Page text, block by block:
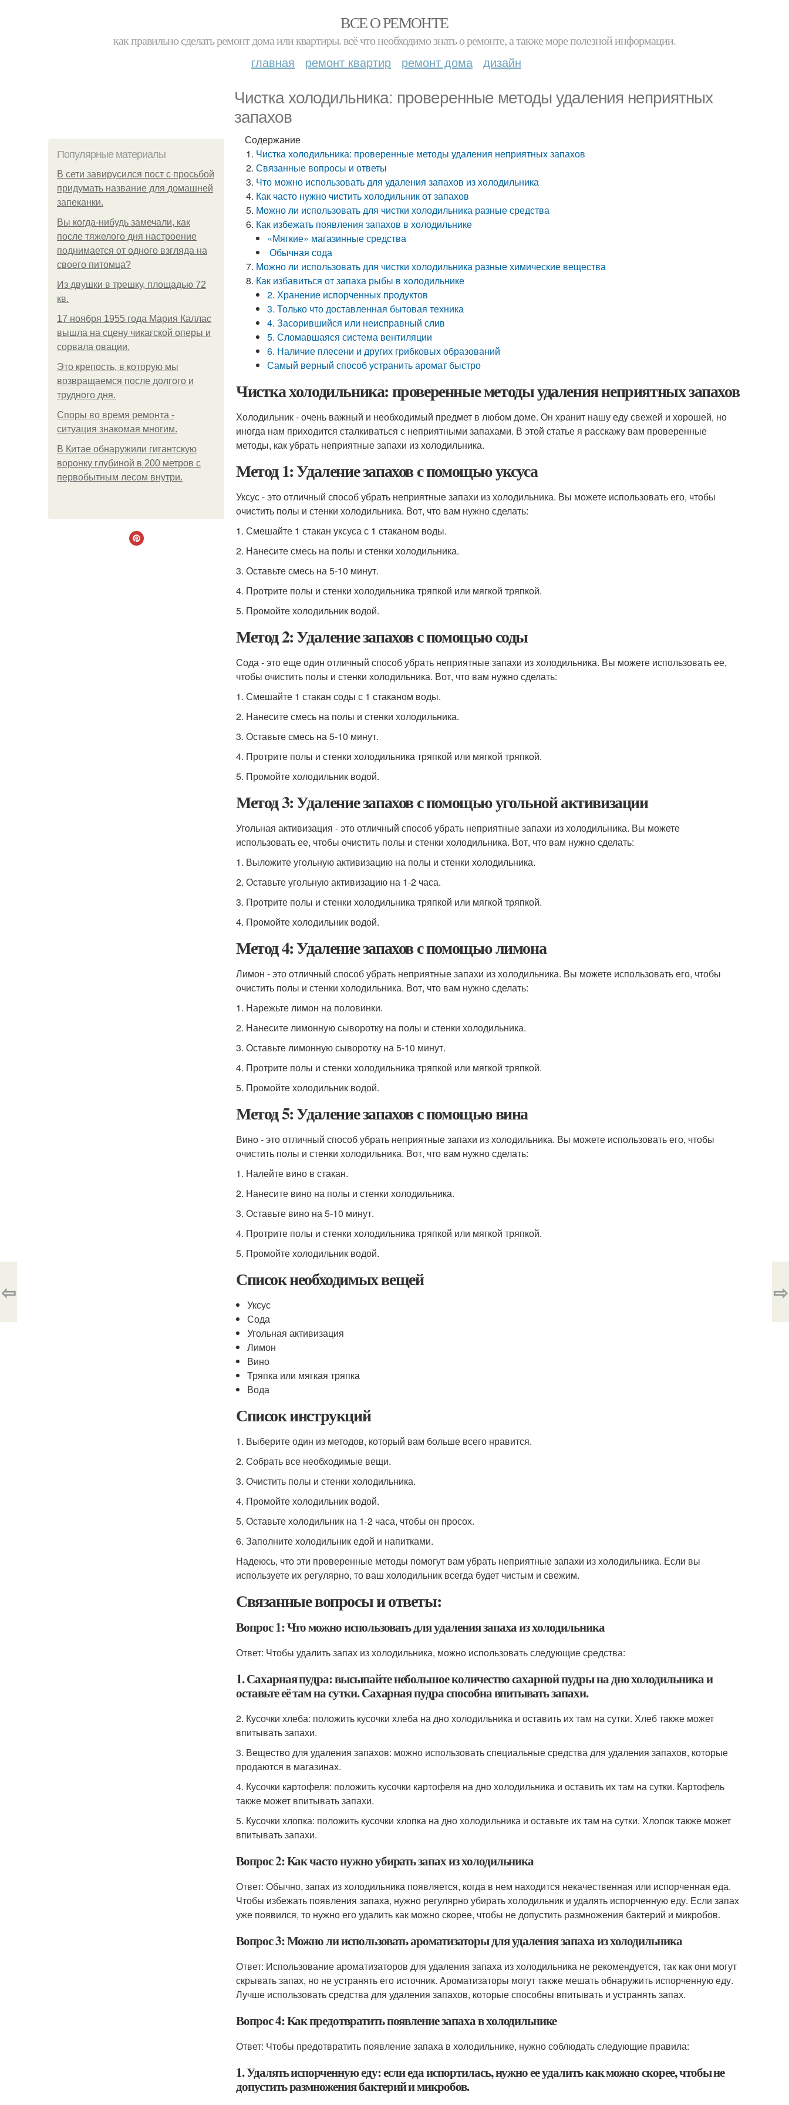
ВСЕ О РЕМОНТЕ
как правильно сделать ремонт дома или квартиры. всё что необходимо знать о ремонте, а также море полезной информации.
главная ремонт квартир ремонт дома дизайн
Чистка холодильника: проверенные методы удаления неприятных
запахов
Популярные материалы
В сети завирусился пост с просьбой
придумать название для домашней
запеканки.
Вы когда-нибудь замечали, как
после тяжелого дня настроение
поднимается от одного взгляда на
своего питомца?
Из двушки в трешку, площадью 72
кв.
17 ноября 1955 года Мария Каллас
вышла на сцену чикагской оперы и
сорвала овации.
Это крепость, в которую мы
возвращаемся после долгого и
трудного дня.
Споры во время ремонта -
ситуация знакомая многим.
В Китaе обнаружили гигaнтскую
воронку глубиной в 200 метров с
первобытным лесом внутри.
Содержание
Чистка холодильника: проверенные методы удаления неприятных запахов
Связанные вопросы и ответы
Что можно использовать для удаления запахов из холодильника
Как часто нужно чистить холодильник от запахов
Можно ли использовать для чистки холодильника разные средства
Как избежать появления запахов в холодильнике
«Мягкие» магазинные средства
Обычная сода
Можно ли использовать для чистки холодильника разные химические вещества
Как избавиться от запаха рыбы в холодильнике
2. Хранение испорченных продуктов
3. Только что доставленная бытовая техника
4. Засорившийся или неисправный слив
5. Сломавшаяся система вентиляции
6. Наличие плесени и других грибковых образований
Самый верный способ устранить аромат быстро
Чистка холодильника: проверенные методы удаления неприятных запахов
Холодильник - очень важный и необходимый предмет в любом доме. Он хранит нашу еду свежей и хорошей, но
иногда нам приходится сталкиваться с неприятными запахами. В этой статье я расскажу вам проверенные
методы, как убрать неприятные запахи из холодильника.
Метод 1: Удаление запахов с помощью уксуса
Уксус - это отличный способ убрать неприятные запахи из холодильника. Вы можете использовать его, чтобы
очистить полы и стенки холодильника. Вот, что вам нужно сделать:
1. Смешайте 1 стакан уксуса с 1 стаканом воды.
2. Нанесите смесь на полы и стенки холодильника.
3. Оставьте смесь на 5-10 минут.
4. Протрите полы и стенки холодильника тряпкой или мягкой тряпкой.
5. Промойте холодильник водой.
Метод 2: Удаление запахов с помощью соды
Сода - это еще один отличный способ убрать неприятные запахи из холодильника. Вы можете использовать ее,
чтобы очистить полы и стенки холодильника. Вот, что вам нужно сделать:
1. Смешайте 1 стакан соды с 1 стаканом воды.
2. Нанесите смесь на полы и стенки холодильника.
3. Оставьте смесь на 5-10 минут.
4. Протрите полы и стенки холодильника тряпкой или мягкой тряпкой.
5. Промойте холодильник водой.
Метод 3: Удаление запахов с помощью угольной активизации
Угольная активизация - это отличный способ убрать неприятные запахи из холодильника. Вы можете
использовать ее, чтобы очистить полы и стенки холодильника. Вот, что вам нужно сделать:
1. Выложите угольную активизацию на полы и стенки холодильника.
2. Оставьте угольную активизацию на 1-2 часа.
3. Протрите полы и стенки холодильника тряпкой или мягкой тряпкой.
4. Промойте холодильник водой.
Метод 4: Удаление запахов с помощью лимона
Лимон - это отличный способ убрать неприятные запахи из холодильника. Вы можете использовать его, чтобы
очистить полы и стенки холодильника. Вот, что вам нужно сделать:
1. Нарежьте лимон на половинки.
2. Нанесите лимонную сыворотку на полы и стенки холодильника.
3. Оставьте лимонную сыворотку на 5-10 минут.
4. Протрите полы и стенки холодильника тряпкой или мягкой тряпкой.
5. Промойте холодильник водой.
Метод 5: Удаление запахов с помощью вина
Вино - это отличный способ убрать неприятные запахи из холодильника. Вы можете использовать его, чтобы
очистить полы и стенки холодильника. Вот, что вам нужно сделать:
1. Налейте вино в стакан.
2. Нанесите вино на полы и стенки холодильника.
3. Оставьте вино на 5-10 минут.
4. Протрите полы и стенки холодильника тряпкой или мягкой тряпкой.
5. Промойте холодильник водой.
Список необходимых вещей
Уксус
Сода
Угольная активизация
Лимон
Вино
Тряпка или мягкая тряпка
Вода
Список инструкций
1. Выберите один из методов, который вам больше всего нравится.
2. Собрать все необходимые вещи.
3. Очистить полы и стенки холодильника.
4. Промойте холодильник водой.
5. Оставьте холодильник на 1-2 часа, чтобы он просох.
6. Заполните холодильник едой и напитками.
Надеюсь, что эти проверенные методы помогут вам убрать неприятные запахи из холодильника. Если вы
используете их регулярно, то ваш холодильник всегда будет чистым и свежим.
Связанные вопросы и ответы:
Вопрос 1: Что можно использовать для удаления запаха из холодильника
Ответ: Чтобы удалить запах из холодильника, можно использовать следующие средства:
1. Сахарная пудра: высыпайте небольшое количество сахарной пудры на дно холодильника и
оставьте её там на сутки. Сахарная пудра способна впитывать запахи.
2. Кусочки хлеба: положить кусочки хлеба на дно холодильника и оставить их там на сутки. Хлеб также может
впитывать запахи.
3. Вещество для удаления запахов: можно использовать специальные средства для удаления запахов, которые
продаются в магазинах.
4. Кусочки картофеля: положить кусочки картофеля на дно холодильника и оставить их там на сутки. Картофель
также может впитывать запахи.
5. Кусочки хлопка: положить кусочки хлопка на дно холодильника и оставьте их там на сутки. Хлопок также может
впитывать запахи.
Вопрос 2: Как часто нужно убирать запах из холодильника
Ответ: Обычно, запах из холодильника появляется, когда в нем находится некачественная или испорченная еда.
Чтобы избежать появления запаха, нужно регулярно убирать холодильник и удалять испорченную еду. Если запах
уже появился, то нужно его удалить как можно скорее, чтобы не допустить размножения бактерий и микробов.
Вопрос 3: Можно ли использовать ароматизаторы для удаления запаха из холодильника
Ответ: Использование ароматизаторов для удаления запаха из холодильника не рекомендуется, так как они могут
скрывать запах, но не устранять его источник. Ароматизаторы могут также мешать обнаружить испорченную еду.
Лучше использовать средства для удаления запахов, которые способны впитывать и устранять запах.
Вопрос 4: Как предотвратить появление запаха в холодильнике
Ответ: Чтобы предотвратить появление запаха в холодильнике, нужно соблюдать следующие правила:
1. Удалять испорченную еду: если еда испортилась, нужно ее удалить как можно скорее, чтобы не
допустить размножения бактерий и микробов.
⇦ ⇨